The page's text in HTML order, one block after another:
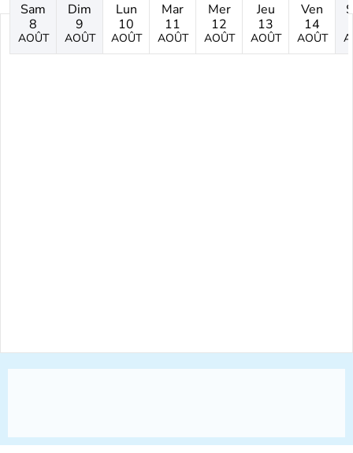
Sam
8
AOÛT
Dim
9
AOÛT
Lun
10
AOÛT
Mar
11
AOÛT
Mer
12
AOÛT
Jeu
13
AOÛT
Ven
14
AOÛT